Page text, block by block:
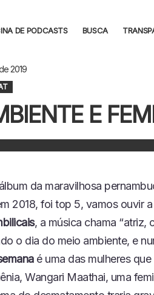
DE PODCASTS BUSCA
2019
E
da maravilhosa
2018, foi top 5, vamos ouvir
, a música chama “atriz,
o dia do meio ambiente, e
é uma das mulheres que
Wangari Maathai, uma